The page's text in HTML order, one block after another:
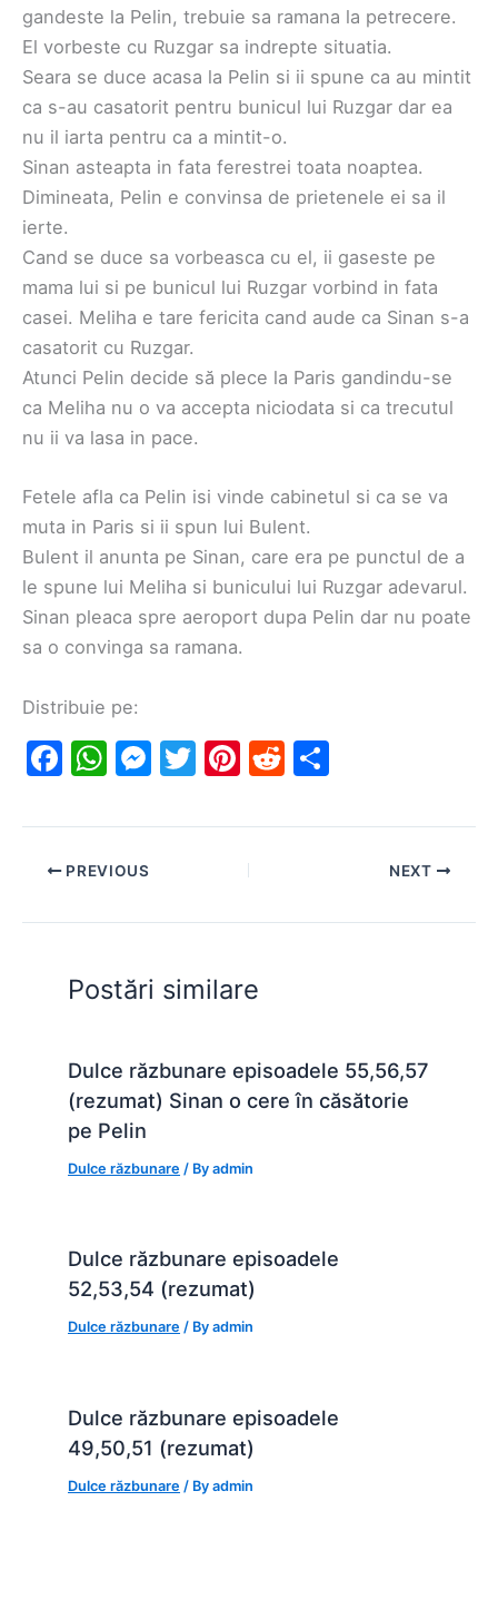
gandeste la Pelin, trebuie sa ramana la petrecere.
El vorbeste cu Ruzgar sa indrepte situatia.
Seara se duce acasa la Pelin si ii spune ca au mintit
ca s-au casatorit pentru bunicul lui Ruzgar dar ea
nu il iarta pentru ca a mintit-o.
Sinan asteapta in fata ferestrei toata noaptea.
Dimineata, Pelin e convinsa de prietenele ei sa il
ierte.
Cand se duce sa vorbeasca cu el, ii gaseste pe
mama lui si pe bunicul lui Ruzgar vorbind in fata
casei. Meliha e tare fericita cand aude ca Sinan s-a
casatorit cu Ruzgar.
Atunci Pelin decide să plece la Paris gandindu-se
ca Meliha nu o va accepta niciodata si ca trecutul
nu ii va lasa in pace.
Fetele afla ca Pelin isi vinde cabinetul si ca se va
muta in Paris si ii spun lui Bulent.
Bulent il anunta pe Sinan, care era pe punctul de a
le spune lui Meliha si bunicului lui Ruzgar adevarul.
Sinan pleaca spre aeroport dupa Pelin dar nu poate
sa o convinga sa ramana.
Distribuie pe:
F
c
e
o
o
k
W
at
s
p
p
M
s
n
g
er
T
itt
Pi
er
e
R
d ar
PREVIOUS NEXT
Postări similare
Dulce răzbunare episoadele 55,56,57
(rezumat) Sinan o cere în căsătorie
pe Pelin
Dulce răzbunare / Byadmin
Dulce răzbunare episoadele
52,53,54 (rezumat)
Dulce răzbunare / Byadmin
Dulce răzbunare episoadele
49,50,51 (rezumat)
Dulce răzbunare / Byadmin